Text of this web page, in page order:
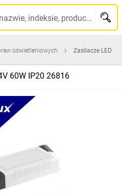
Szukaj po nazwie, indeksie, producencie, kodzie kreskowym...
oświetleniowych Zasilacze LED
60W IP20 26816